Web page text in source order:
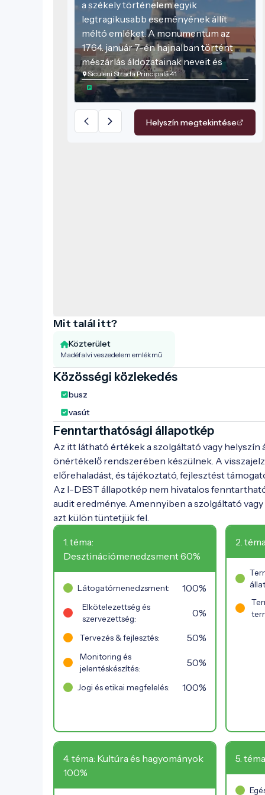
a székely történelem egyik
legtragikusabb eseményének állít
méltó emléket. A monumentum az
1764. január 7-én hajnalban történt
mészárlás áldozatainak neveit és
áldozatvállalását őrzi, amikor a császári
csapatok rajtaütésszerű támadásban
több száz védtelen székelyt öltek meg,
akik a Mária Terézia-féle kényszerű
katonai szolgálat, a határőrségbe való
Siculeni Strada Principală 41
Helyszín megtekintése
Mit talál itt?
Közterület
Madéfalvi veszedelem emlékmű
Közösségi közlekedés
busz
vasút
Fenntarthatósági állapotkép
Az itt látható értékek a szolgáltató vagy helyszín
önértékelő rendszerében készülnek. A
előrehaladást, és tájékoztató, fejlesztést
Az I-DEST állapotkép nem hivatalos
audit eredménye. Amennyiben a szolgáltató
azt külön tüntetjük fel.
1. téma:
Desztinációmenedzsment 60%
Látogatómenedzsment: 100%
Elkötelezettség és
szervezettség:
0%
Tervezés & fejlesztés: 50%
Monitoring és
jelentéskészítés:
50%
Jogi és etikai megfelelés: 100%
2.
4. téma: Kultúra és hagyományok
100%
5.